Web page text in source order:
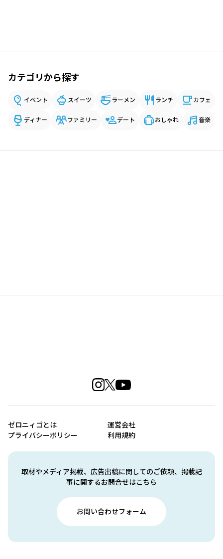
カテゴリから探す
イベント スイーツ ラーメン ランチ カフェ
ディナー ファミリー デート おしゃれ 音楽
取材やメディア掲載、広告出稿に関してのご依頼、掲載記
事に関するお問合せはこちら
お問い合わせフォーム
ゼロニィゴとは
運営会社
プライバシーポリシー
利用規約